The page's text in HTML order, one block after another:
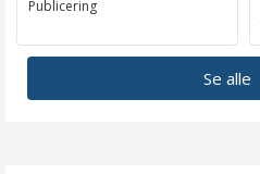
Publicering
Se alle